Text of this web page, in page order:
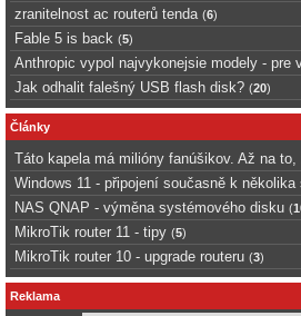
zranitelnost ac routerů tenda (6)
Fable 5 is back (5)
Anthropic vypol najvykonejsie modely - pre
Jak odhalit falešný USB flash disk? (20)
Články
Táto kapela má milióny fanúšikov. Až na to,
Windows 11 - připojení současně k
NAS QNAP - výměna systémového disku (
MikroTik router 11 - tipy (5)
MikroTik router 10 - upgrade routeru (3)
Reklama